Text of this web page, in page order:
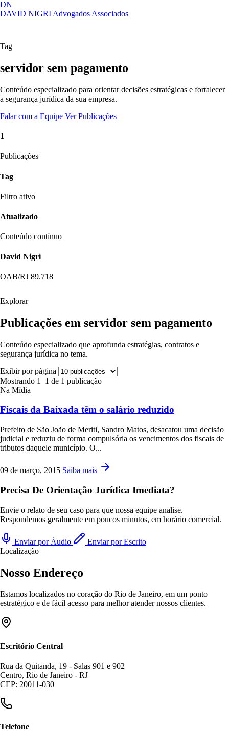
DN
DAVID NIGRI Advogados Associados
Artigos, sentenças, áreas de atuação,
Tag
servidor sem pagamento
Conteúdo especializado para orientar decisões estratégicas e fortalecer
a segurança jurídica da sua empresa.
Falar com a Equipe Ver Publicações
1
Publicações
Tag
Filtro ativo
Atualizado
Conteúdo contínuo
David Nigri
OAB/RJ 89.718
Explorar
Publicações em servidor sem pagamento
Conteúdo especializado que aprofunda estratégias, contratos e
segurança jurídica no tema.
Exibir por página
Mostrando 1–1 de 1 publicação
Na Mídia
Fiscais da Baixada têm o salário reduzido
Prefeito de São João de Meriti, Sandro Matos, desacatou uma decisão
judicial e reduziu de forma compulsória os vencimentos dos fiscais de
tributos daquele município. O...
09 de março, 2015 Saiba mais
Precisa De Orientação Jurídica Imediata?
Envie o relato de seu caso para que nossa equipe analise.
Respondemos geralmente em poucos minutos, em horário comercial.
Enviar por Áudio
Enviar por Escrito
Localização
Nosso Endereço
Estamos localizados no coração do Rio de Janeiro, em um ponto
estratégico e de fácil acesso para melhor atender nossos clientes.
Escritório Central
Rua da Quitanda, 19 - Salas 901 e 902
Centro, Rio de Janeiro - RJ
CEP: 20011-030
Telefone